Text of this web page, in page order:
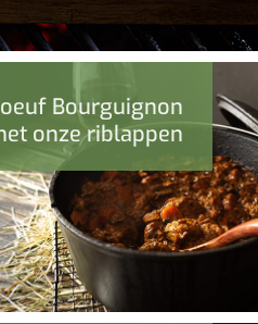
Bourguignon
onze riblappen